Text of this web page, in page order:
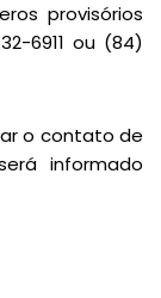
provisórios
6911 ou (84)
o contato de
informado